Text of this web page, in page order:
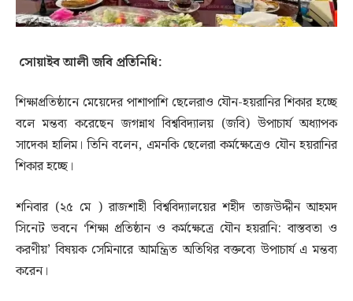
সোয়াইব আলী জবি প্রতিনিধি:
শিক্ষাপ্রতিষ্ঠানে মেয়েদের পাশাপাশি ছেলেরাও যৌন-হয়রানির শিকার হচ্ছে
বলে মন্তব্য করেছেন জগন্নাথ বিশ্ববিদ্যালয় (জবি) উপাচার্য অধ্যাপক
সাদেকা হালিম। তিনি বলেন, এমনকি ছেলেরা কর্মক্ষেত্রেও যৌন হয়রানির
শিকার হচ্ছে।
শনিবার (২৫ মে ) রাজশাহী বিশ্ববিদ্যালয়ের শহীদ তাজউদ্দীন আহমদ
সিনেট ভবনে ‘শিক্ষা প্রতিষ্ঠান ও কর্মক্ষেত্রে যৌন হয়রানি: বাস্তবতা ও
করণীয়’ বিষয়ক সেমিনারে আমন্ত্রিত অতিথির বক্তব্যে উপাচার্য এ মন্তব্য
করেন।